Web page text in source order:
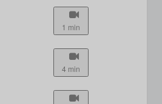
1 min
4 min